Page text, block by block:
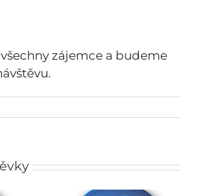
zájemce a budeme